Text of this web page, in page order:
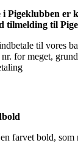
Pigeklubben er
tilmelding til
til vores
for meget,
farvet bold, som